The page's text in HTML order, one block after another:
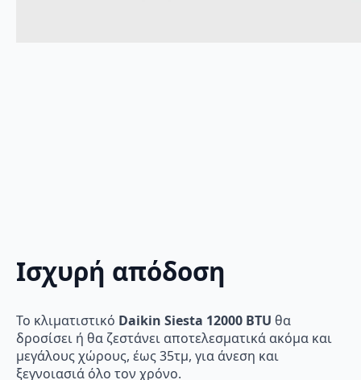
Ισχυρή απόδοση
Το κλιματιστικό Daikin Siesta 12000 BTU θα
δροσίσει ή θα ζεστάνει αποτελεσματικά ακόμα και
μεγάλους χώρους, έως 35τμ, για άνεση και
ξεγνοιασιά όλο τον χρόνο.